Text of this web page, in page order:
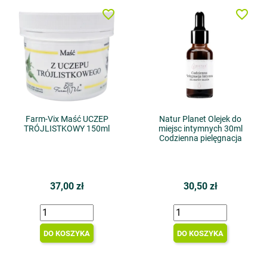
Farm-Vix Maść UCZEP
TRÓJLISTKOWY 150ml
37,00 zł
DO KOSZYKA
favorite_border
Natur Planet Olejek do
miejsc intymnych 30ml
Codzienna pielęgnacja
30,50 zł
DO KOSZYKA
favorite_border